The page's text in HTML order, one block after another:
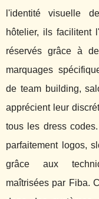
l'identité visuelle
hôtelier, ils facilitent
réservés grâce à
marquages
de team building,
apprécient leur
tous les dress
parfaitement logos,
grâce aux
maîtrisées par Fiba.